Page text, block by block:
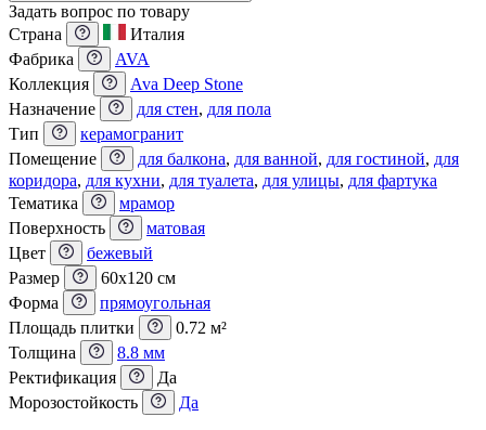
Задать вопрос по товару
Страна
Италия
Фабрика
AVA
Коллекция
Ava Deep Stone
Назначение
для стен, для пола
Тип
керамогранит
Помещение
для балкона, для ванной, для гостиной, для
коридора, для кухни, для туалета, для улицы, для фартука
Тематика
мрамор
Поверхность
матовая
Цвет
бежевый
Размер
60x120 см
Форма
прямоугольная
Площадь плитки
0.72 м²
Толщина
8.8 мм
Ректификация
Да
Морозостойкость
Да